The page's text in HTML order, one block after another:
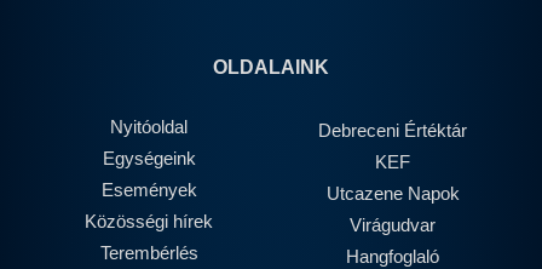
OLDALAINK
Nyitóoldal
Egységeink
Események
Közösségi hírek
Terembérlés
Debreceni Értéktár
KEF
Utcazene Napok
Virágudvar
Hangfoglaló